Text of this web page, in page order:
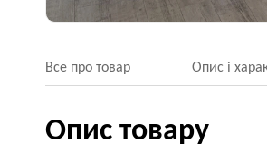
Все про товар Опис і
Опис товару